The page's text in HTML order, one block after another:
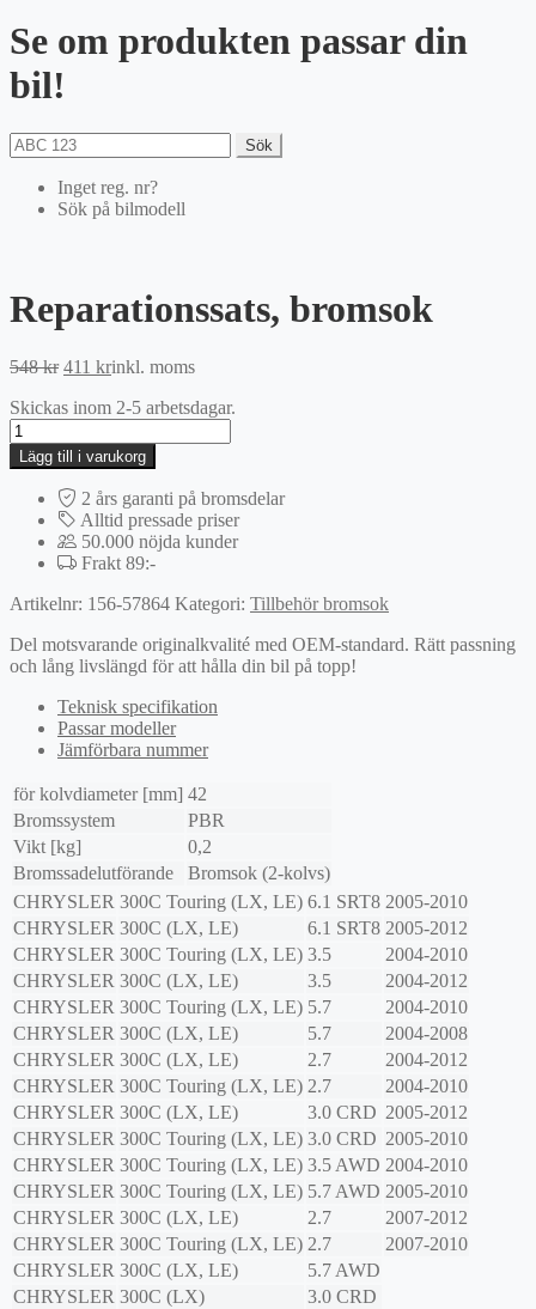
Se om produkten passar din
bil!
Sök
Inget reg. nr?
Sök på bilmodell
Reparationssats, bromsok
548kr Det
priset
548 kr.
411 krDet
priset
411 kr.
inkl. moms
Skickas inom 2-5 arbetsdagar.
Reparationssats,
bromsok
mängd
Lägg till i varukorg
2 års garanti på bromsdelar
Alltid pressade priser
50.000 nöjda kunder
Frakt 89:-
Artikelnr: 156-57864 Kategori: Tillbehör bromsok
Del motsvarande originalkvalité med OEM-standard. Rätt passning
och lång livslängd för att hålla din bil på topp!
Teknisk specifikation
Passar modeller
Jämförbara nummer
för kolvdiameter [mm] 42
Bromssystem
PBR
Vikt [kg]
0,2
Bromssadelutförande
Bromsok (2-kolvs)
CHRYSLER 300C Touring (LX, LE) 6.1 SRT8 2005-2010
CHRYSLER 300C (LX, LE) 6.1 SRT8 2005-2012
CHRYSLER 300C Touring (LX, LE) 3.5
2004-2010
CHRYSLER 300C (LX, LE) 3.5
2004-2012
CHRYSLER 300C Touring (LX, LE) 5.7
2004-2010
CHRYSLER 300C (LX, LE) 5.7
2004-2008
CHRYSLER 300C (LX, LE) 2.7
2004-2012
CHRYSLER 300C Touring (LX, LE) 2.7
2004-2010
CHRYSLER 300C (LX, LE) 3.0 CRD 2005-2012
CHRYSLER 300C Touring (LX, LE) 3.0 CRD 2005-2010
CHRYSLER 300C Touring (LX, LE) 3.5 AWD 2004-2010
CHRYSLER 300C Touring (LX, LE) 5.7 AWD 2005-2010
CHRYSLER 300C (LX, LE) 2.7
2007-2012
CHRYSLER 300C Touring (LX, LE) 2.7
2007-2010
CHRYSLER 300C (LX, LE)
5.7 AWD
CHRYSLER 300C (LX)
3.0 CRD